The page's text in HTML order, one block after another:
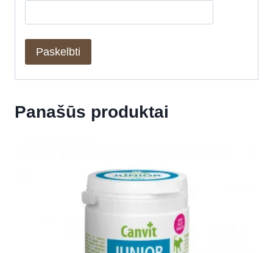
Panašūs produktai